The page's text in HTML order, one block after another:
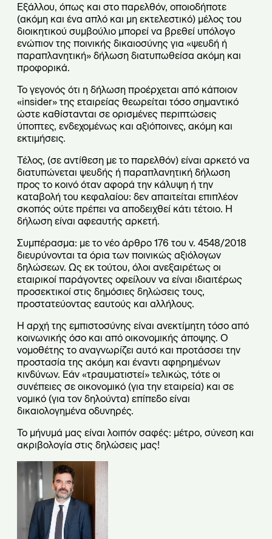
Εξάλλου, όπως και στο παρελθόν, οποιοδήποτε
(ακόμη και ένα απλό και μη εκτελεστικό) μέλος του
διοικητικού συμβούλιο μπορεί να βρεθεί υπόλογο
ενώπιον της ποινικής δικαιοσύνης για «ψευδή ή
παραπλανητική» δήλωση διατυπωθείσα ακόμη και
προφορικά.
Το γεγονός ότι η δήλωση προέρχεται από κάποιον
«insider» της εταιρείας θεωρείται τόσο σημαντικό
ώστε καθίστανται σε ορισμένες περιπτώσεις
ύποπτες, ενδεχομένως και αξιόποινες, ακόμη και
εκτιμήσεις.
Τέλος, (σε αντίθεση με το παρελθόν) είναι αρκετό να
διατυπώνεται ψευδής ή παραπλανητική δήλωση
προς το κοινό όταν αφορά την κάλυψη ή την
καταβολή του κεφαλαίου: δεν απαιτείται επιπλέον
σκοπός ούτε πρέπει να αποδειχθεί κάτι τέτοιο. Η
δήλωση είναι αφεαυτής αρκετή.
Συμπέρασμα: με το νέο άρθρο 176 του ν. 4548/2018
διευρύνονται τα όρια των ποινικώς αξιόλογων
δηλώσεων. Ως εκ τούτου, όλοι ανεξαιρέτως οι
εταιρικοί παράγοντες οφείλουν να είναι ιδιαιτέρως
προσεκτικοί στις δημόσιες δηλώσεις τους,
προστατεύοντας εαυτούς και αλλήλους.
Η αρχή της εμπιστοσύνης είναι ανεκτίμητη τόσο από
κοινωνικής όσο και από οικονομικής άποψης. Ο
νομοθέτης το αναγνωρίζει αυτό και προτάσσει την
προστασία της ακόμη και έναντι αφηρημένων
κινδύνων. Εάν «τραυματιστεί» τελικώς, τότε οι
συνέπειες σε οικονομικό (για την εταιρεία) και σε
νομικό (για τον δηλούντα) επίπεδο είναι
δικαιολογημένα οδυνηρές.
Το μήνυμά μας είναι λοιπόν σαφές: μέτρο, σύνεση και
ακριβολογία στις δηλώσεις μας!